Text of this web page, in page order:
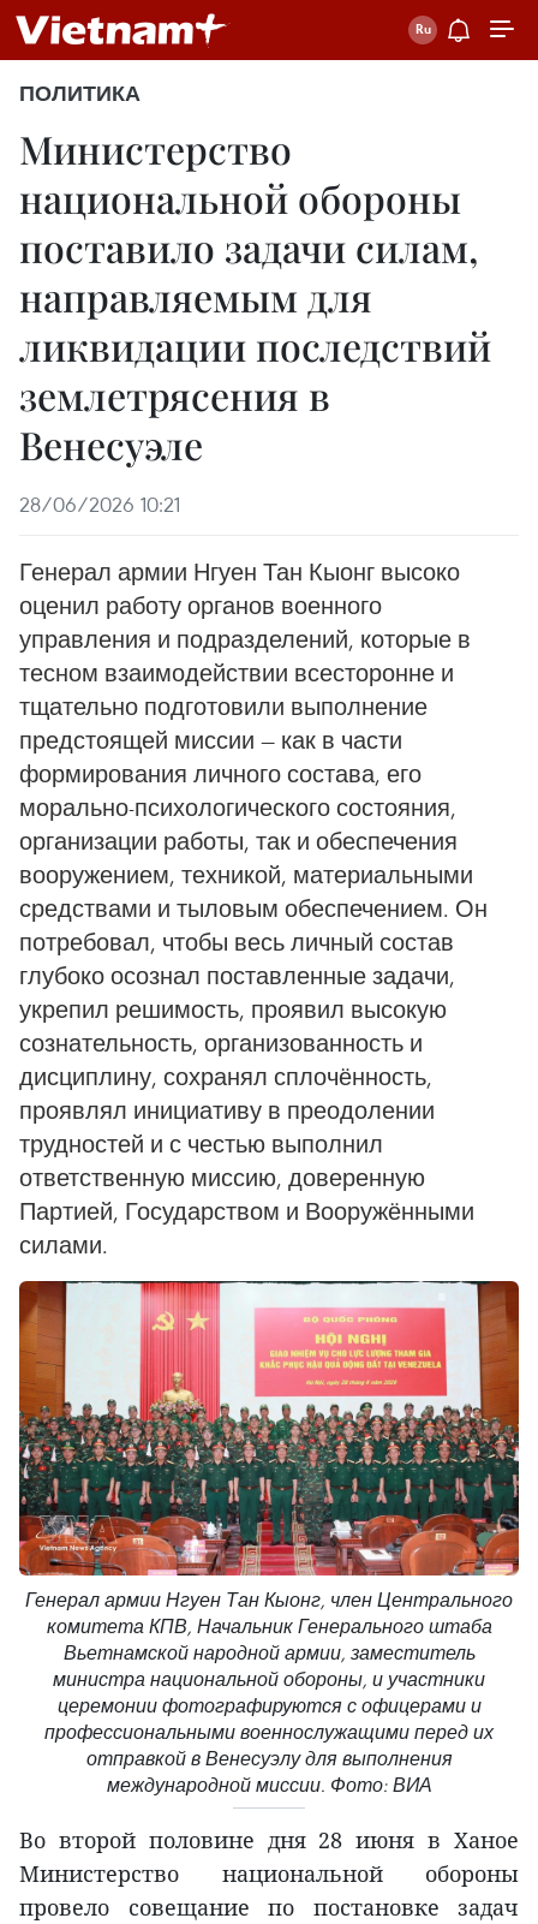
ПОЛИТИКА
Министерство
национальной обороны
поставило задачи силам,
направляемым для
ликвидации последствий
землетрясения в
Венесуэле
28/06/2026 10:21
Генерал армии Нгуен Тан Кыонг высоко
оценил работу органов военного
управления и подразделений, которые в
тесном взаимодействии всесторонне и
тщательно подготовили выполнение
предстоящей миссии — как в части
формирования личного состава, его
морально-психологического состояния,
организации работы, так и обеспечения
вооружением, техникой, материальными
средствами и тыловым обеспечением. Он
потребовал, чтобы весь личный состав
глубоко осознал поставленные задачи,
укрепил решимость, проявил высокую
сознательность, организованность и
дисциплину, сохранял сплочённость,
проявлял инициативу в преодолении
трудностей и с честью выполнил
ответственную миссию, доверенную
Партией, Государством и Вооружёнными
силами.
Генерал армии Нгуен Тан Кыонг, член Центрального
комитета КПВ, Начальник Генерального штаба
Вьетнамской народной армии, заместитель
министра национальной обороны, и участники
церемонии фотографируются с офицерами и
профессиональными военнослужащими перед их
отправкой в Венесуэлу для выполнения
международной миссии. Фото: ВИА
Во второй половине дня 28 июня в Ханое
Министерство национальной обороны
провело совещание по постановке задач